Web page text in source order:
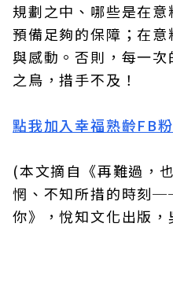
規劃之中、哪些是在意
預備足夠的保障；在
與感動。否則，每一
之鳥，措手不及！
點我加入幸福熟齡FB
(本文摘自《再難過，
惘、不知所措的時刻
你》，悅知文化出版，